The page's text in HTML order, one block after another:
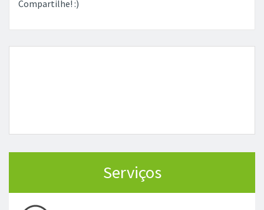
Compartilhe! :)
Serviços